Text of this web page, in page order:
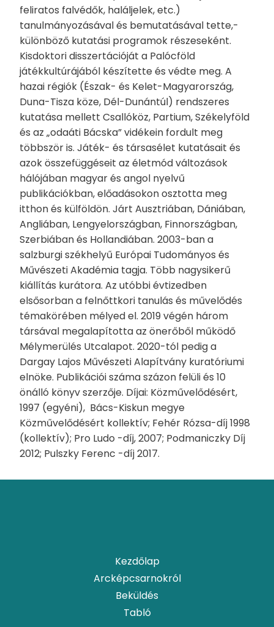
feliratos falvédők, haláljelek, etc.)
tanulmányozásával és bemutatásával tette,-
különböző kutatási programok részeseként.
Kisdoktori disszertációját a Palócföld
játékkultúrájából készítette és védte meg. A
hazai régiók (Észak- és Kelet-Magyarország,
Duna-Tisza köze, Dél-Dunántúl) rendszeres
kutatása mellett Csallóköz, Partium, Székelyföld
és az „odaáti Bácska” vidékein fordult meg
többször is. Játék- és társasélet kutatásait és
azok összefüggéseit az életmód változások
hálójában magyar és angol nyelvű
publikációkban, előadásokon osztotta meg
itthon és külföldön. Járt Ausztriában, Dániában,
Angliában, Lengyelországban, Finnországban,
Szerbiában és Hollandiában. 2003-ban a
salzburgi székhelyű Európai Tudományos és
Művészeti Akadémia tagja. Több nagysikerű
kiállítás kurátora. Az utóbbi évtizedben
elsősorban a felnőttkori tanulás és művelődés
témakörében mélyed el. 2019 végén három
társával megalapította az önerőből működő
Mélymerülés Utcalapot. 2020-tól pedig a
Dargay Lajos Művészeti Alapítvány kuratóriumi
elnöke. Publikációi száma százon felüli és 10
önálló könyv szerzője. Díjai: Közművelődésért,
1997 (egyéni), Bács-Kiskun megye
Közművelődésért kollektív; Fehér Rózsa-díj 1998
(kollektív); Pro Ludo -díj, 2007; Podmaniczky Díj
2012; Pulszky Ferenc -díj 2017.
Kezdőlap
Arcképcsarnokról
Beküldés
Tabló